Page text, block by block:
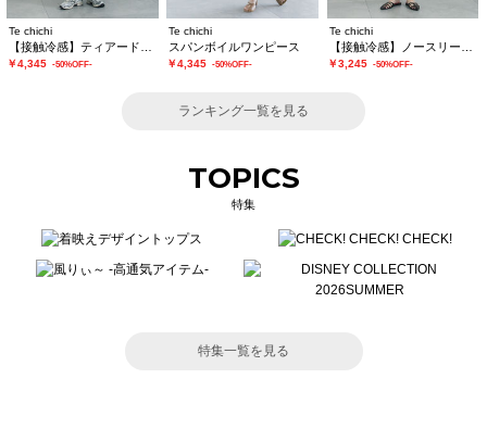
Te chichi
￥4,345 -50%OFF-
Te chichi
スパンボイルワンピース
￥4,345 -50%OFF-
Te chichi
￥3,245 -50%OFF-
ランキング一覧を見る
TOPICS
特集
特集一覧を見る